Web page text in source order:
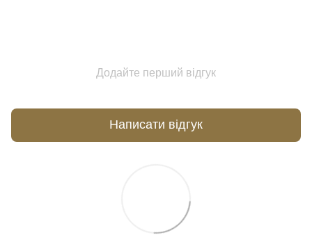
Додайте перший відгук
Написати відгук